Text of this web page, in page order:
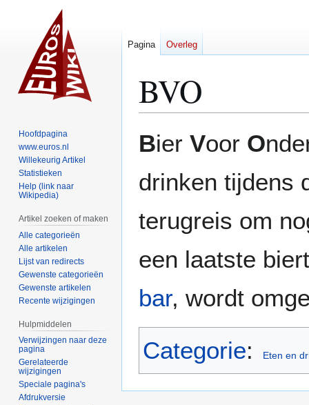
BVO
navigatie
zoeken
Bier Voor O
drinken tijdens
terugreis om
een laatste
bar, wordt
Categorie: Eten en
Pagina Overleg
Hoofdpagina
www.euros.nl
Willekeurig Artikel
Statistieken
Help (link naar
Wikipedia)
Artikel zoeken of maken
Alle categorieën
Alle artikelen
Lijst van redirects
Gewenste categorieën
Gewenste artikelen
Recente wijzigingen
Hulpmiddelen
Verwijzingen naar deze
pagina
Gerelateerde
wijzigingen
Speciale pagina's
Afdrukversie